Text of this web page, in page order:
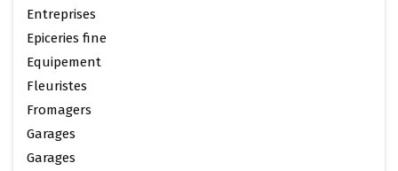
Entreprises
Epiceries fine
Equipement
Fleuristes
Fromagers
Garages
Garages